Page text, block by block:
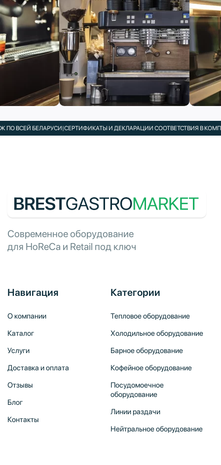
|СЕРТИФИКАТЫ И ДЕКЛАРАЦИИ СООТВЕТСТВИЯ В КОМПЛЕКТЕ|
Современное оборудование
для HoReCa и Retail под ключ
Навигация
О компании
Каталог
Услуги
Доставка и оплата
Отзывы
Блог
Контакты
Категории
Тепловое оборудование
Холодильное оборудование
Барное оборудование
Кофейное оборудование
Посудомоечное
оборудование
Линии раздачи
Нейтральное оборудование